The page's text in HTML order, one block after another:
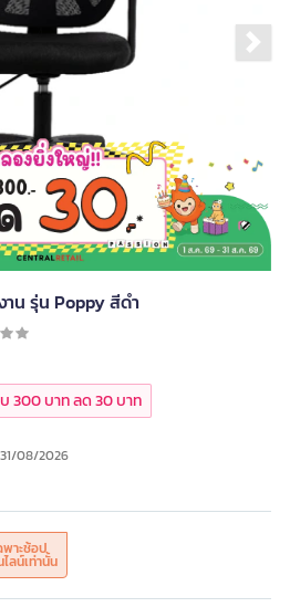
าน รุ่น Poppy สีดำ
พาะช้อป
ลน์เท่านั้น
08/2026
300 บาท ลด 30 บาท